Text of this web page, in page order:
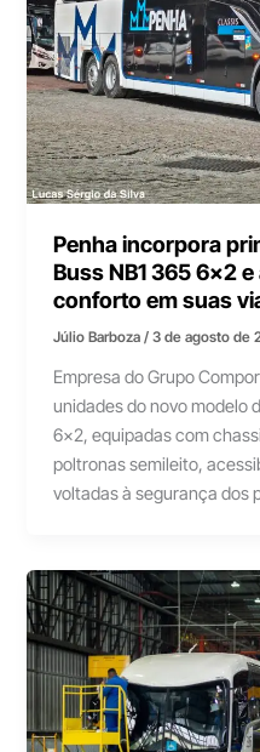
Penha incorpora
Buss NB1 365 6×2
conforto em suas
Júlio Barboza/3 de agosto de
Empresa do Grupo
unidades do novo modelo
6×2, equipadas com
poltronas semileito,
voltadas à segurança dos